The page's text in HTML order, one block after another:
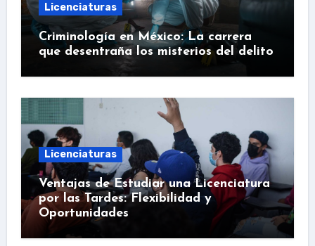
Licenciaturas
Criminología en México: La carrera
que desentraña los misterios del delito
Licenciaturas
Ventajas de Estudiar una Licenciatura
por las Tardes: Flexibilidad y
Oportunidades